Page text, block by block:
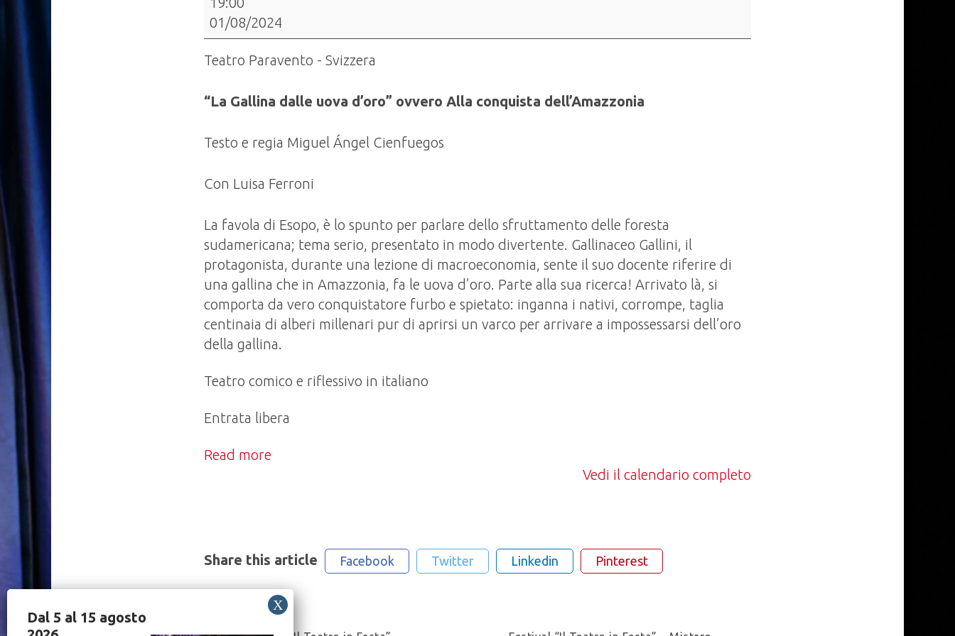
"Il
Teatro
in
-
Gallina
uova
ovvero
Alla
conquista
dell’Amazzonia
01/08/2024
Teatro Paravento - Svizzera
“La Gallina dalle uova d’oro” ovvero Alla conquista dell’Amazzonia
Testo e regia Miguel Ángel Cienfuegos
Con Luisa Ferroni
La favola di Esopo, è lo spunto per parlare dello sfruttamento delle foresta
sudamericana; tema serio, presentato in modo divertente. Gallinaceo Gallini, il
protagonista, durante una lezione di macroeconomia, sente il suo docente riferire di
una gallina che in Amazzonia, fa le uova d’oro. Parte alla sua ricerca! Arrivato là, si
comporta da vero conquistatore furbo e spietato: inganna i nativi, corrompe, taglia
centinaia di alberi millenari pur di aprirsi un varco per arrivare a impossessarsi dell’oro
della gallina.
Teatro comico e riflessivo in italiano
Entrata libera
Read more
Vedi il calendario completo
Share this article Facebook Twitter Linkedin Pinterest
Dal 5 al 15 agosto